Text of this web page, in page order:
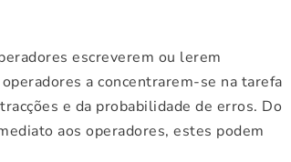
escreverem ou lerem
a concentrarem-se na tarefa
e da probabilidade de erros. Do
aos operadores, estes podem